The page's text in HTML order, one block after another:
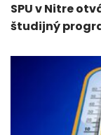
SPU v Nitre
študijný